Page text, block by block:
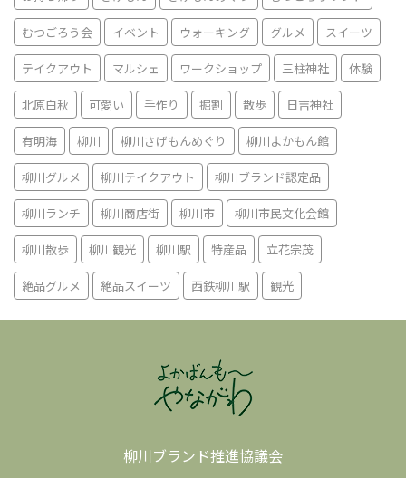
むつごろう会 イベント ウォーキング グルメ スイーツ
テイクアウト マルシェ ワークショップ 三柱神社 体験
北原白秋 可愛い 手作り 掘割 散歩 日吉神社
有明海 柳川 柳川さげもんめぐり 柳川よかもん館
柳川グルメ 柳川テイクアウト 柳川ブランド認定品
柳川ランチ 柳川商店街 柳川市 柳川市民文化会館
柳川散歩 柳川観光 柳川駅 特産品 立花宗茂
絶品グルメ 絶品スイーツ 西鉄柳川駅 観光
柳川ブランド推進協議会